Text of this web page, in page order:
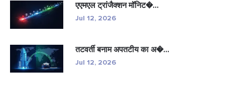
एएमएल ट्रांजैक्शन मॉनिट�...
Jul 12, 2026
तटवर्ती बनाम अपतटीय का अ�...
Jul 12, 2026